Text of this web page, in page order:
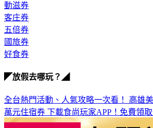
動滋券
客庄券
五倍券
國旅券
好食券
◤放假去哪玩？◢
全台熱門活動、人氣攻略一次看！ 高雄
萬元住宿券 下載食尚玩家APP！免費領